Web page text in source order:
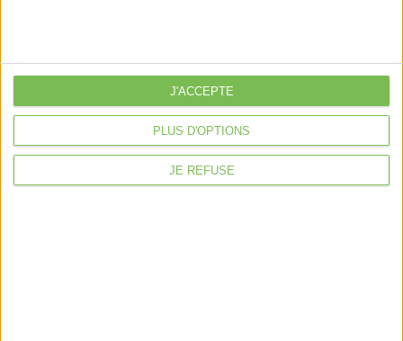
PLUS D'OPTIONS
JE REFUSE
J'ACCEPTE
libérale
Je gère mon activité
Je sécurise mon activité